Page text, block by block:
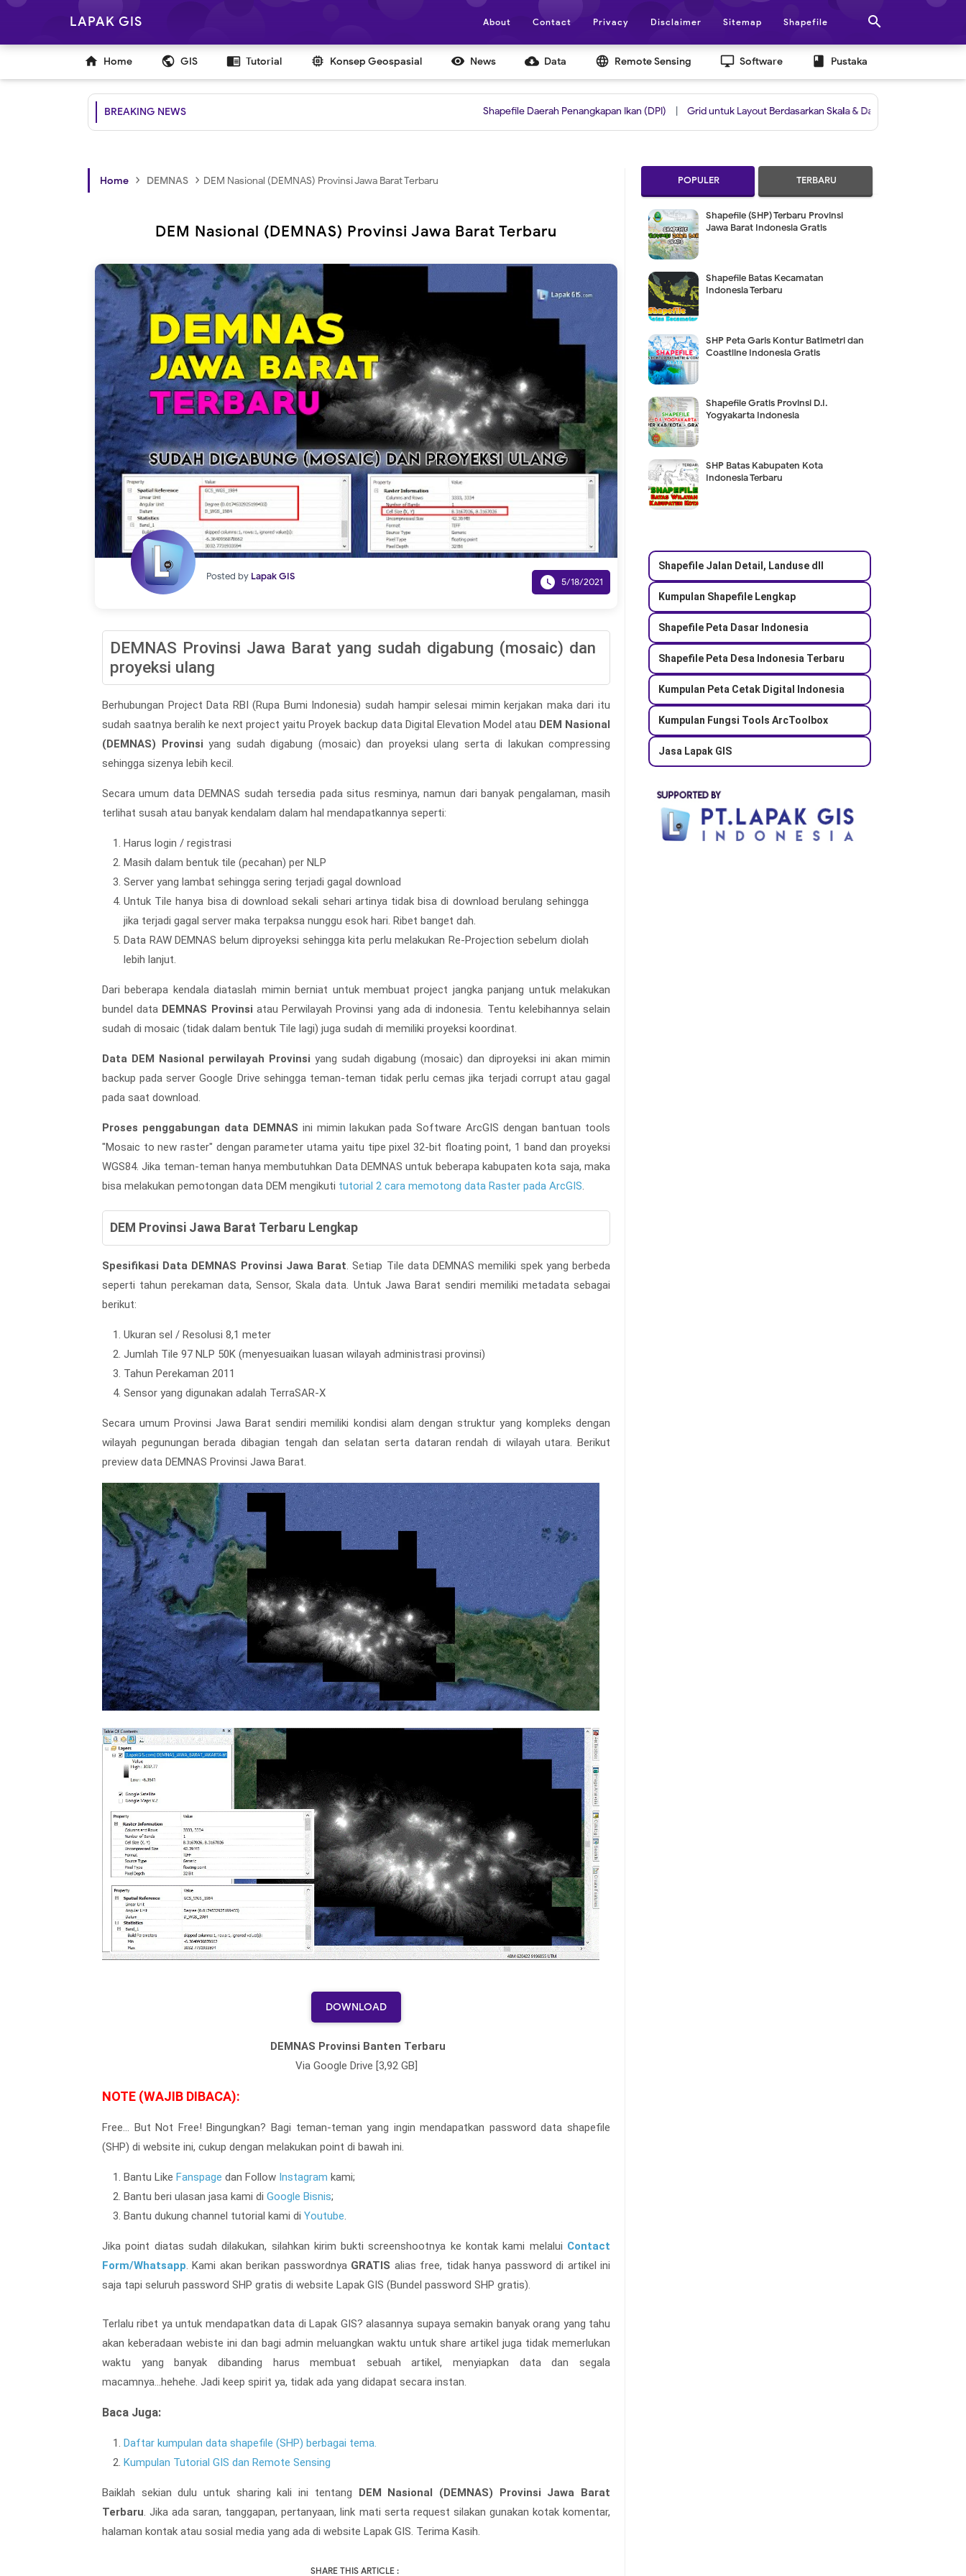
LAPAK GIS 
About Contact Privacy Disclaimer Sitemap Shapefile
 Home public GIS chrome_reader_mode Tutorial  Konsep Geospasial  News cloud_download Data language Remote Sensing desktop_windows Software book Pustaka
BREAKING NEWS Shapefile Daerah Penangkapan Ikan (DPI) | Grid untuk Layout Berdasarkan Skala & Data Frame ArcGIS
Home › DEMNAS › DEM Nasional (DEMNAS) Provinsi Jawa Barat Terbaru
DEM Nasional (DEMNAS) Provinsi Jawa Barat Terbaru
Posted by Lapak GIS  5/18/2021
DEMNAS Provinsi Jawa Barat yang sudah digabung (mosaic) dan
proyeksi ulang
Berhubungan Project Data RBI (Rupa Bumi Indonesia) sudah hampir selesai mimin kerjakan maka dari itu
sudah saatnya beralih ke next project yaitu Proyek backup data Digital Elevation Model atau DEM Nasional
(DEMNAS) Provinsi yang sudah digabung (mosaic) dan proyeksi ulang serta di lakukan compressing
sehingga sizenya lebih kecil.
Secara umum data DEMNAS sudah tersedia pada situs resminya, namun dari banyak pengalaman, masih
terlihat susah atau banyak kendalam dalam hal mendapatkannya seperti:
Harus login / registrasi
Masih dalam bentuk tile (pecahan) per NLP
Server yang lambat sehingga sering terjadi gagal download
Untuk Tile hanya bisa di download sekali sehari artinya tidak bisa di download berulang sehingga
jika terjadi gagal server maka terpaksa nunggu esok hari. Ribet banget dah.
Data RAW DEMNAS belum diproyeksi sehingga kita perlu melakukan Re-Projection sebelum diolah
lebih lanjut.
Dari beberapa kendala diataslah mimin berniat untuk membuat project jangka panjang untuk melakukan
bundel data DEMNAS Provinsi atau Perwilayah Provinsi yang ada di indonesia. Tentu kelebihannya selain
sudah di mosaic (tidak dalam bentuk Tile lagi) juga sudah di memiliki proyeksi koordinat.
Data DEM Nasional perwilayah Provinsi yang sudah digabung (mosaic) dan diproyeksi ini akan mimin
backup pada server Google Drive sehingga teman-teman tidak perlu cemas jika terjadi corrupt atau gagal
pada saat download.
Proses penggabungan data DEMNAS ini mimin lakukan pada Software ArcGIS dengan bantuan tools
"Mosaic to new raster" dengan parameter utama yaitu tipe pixel 32-bit floating point, 1 band dan proyeksi
WGS84. Jika teman-teman hanya membutuhkan Data DEMNAS untuk beberapa kabupaten kota saja, maka
bisa melakukan pemotongan data DEM mengikuti tutorial 2 cara memotong data Raster pada ArcGIS.
DEM Provinsi Jawa Barat Terbaru Lengkap
Spesifikasi Data DEMNAS Provinsi Jawa Barat. Setiap Tile data DEMNAS memiliki spek yang berbeda
seperti tahun perekaman data, Sensor, Skala data. Untuk Jawa Barat sendiri memiliki metadata sebagai
berikut:
Ukuran sel / Resolusi 8,1 meter
Jumlah Tile 97 NLP 50K (menyesuaikan luasan wilayah administrasi provinsi)
Tahun Perekaman 2011
Sensor yang digunakan adalah TerraSAR-X
Secara umum Provinsi Jawa Barat sendiri memiliki kondisi alam dengan struktur yang kompleks dengan
wilayah pegunungan berada dibagian tengah dan selatan serta dataran rendah di wilayah utara. Berikut
preview data DEMNAS Provinsi Jawa Barat.
DOWNLOAD
DEMNAS Provinsi Banten Terbaru
Via Google Drive [3,92 GB]
NOTE (WAJIB DIBACA):
Free... But Not Free! Bingungkan? Bagi teman-teman yang ingin mendapatkan password data shapefile
(SHP) di website ini, cukup dengan melakukan point di bawah ini.
Bantu Like Fanspage dan Follow Instagram kami;
Bantu beri ulasan jasa kami di Google Bisnis;
Bantu dukung channel tutorial kami di Youtube.
Jika point diatas sudah dilakukan, silahkan kirim bukti screenshootnya ke kontak kami melalui Contact
Form/Whatsapp. Kami akan berikan passwordnya GRATIS alias free, tidak hanya password di artikel ini
saja tapi seluruh password SHP gratis di website Lapak GIS (Bundel password SHP gratis).
Terlalu ribet ya untuk mendapatkan data di Lapak GIS? alasannya supaya semakin banyak orang yang tahu
akan keberadaan webiste ini dan bagi admin meluangkan waktu untuk share artikel juga tidak memerlukan
waktu yang banyak dibanding harus membuat sebuah artikel, menyiapkan data dan segala
macamnya...hehehe. Jadi keep spirit ya, tidak ada yang didapat secara instan.
Baca Juga:
Daftar kumpulan data shapefile (SHP) berbagai tema.
Kumpulan Tutorial GIS dan Remote Sensing
Baiklah sekian dulu untuk sharing kali ini tentang DEM Nasional (DEMNAS) Provinsi Jawa Barat
Terbaru. Jika ada saran, tanggapan, pertanyaan, link mati serta request silakan gunakan kotak komentar,
halaman kontak atau sosial media yang ada di website Lapak GIS. Terima Kasih.
SHARE THIS ARTICLE :
POPULER TERBARU
Shapefile (SHP) Terbaru Provinsi
Jawa Barat Indonesia Gratis
Shapefile Batas Kecamatan
Indonesia Terbaru
SHP Peta Garis Kontur Batimetri dan
Coastline Indonesia Gratis
Shapefile Gratis Provinsi D.I.
Yogyakarta Indonesia
SHP Batas Kabupaten Kota
Indonesia Terbaru
Shapefile Jalan Detail, Landuse dll
Kumpulan Shapefile Lengkap
Shapefile Peta Dasar Indonesia
Shapefile Peta Desa Indonesia Terbaru
Kumpulan Peta Cetak Digital Indonesia
Kumpulan Fungsi Tools ArcToolbox
Jasa Lapak GIS